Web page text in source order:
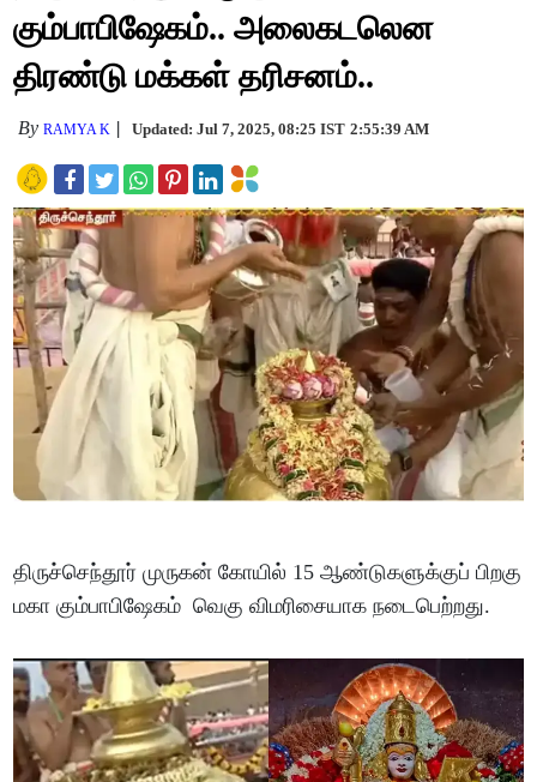
கும்பாபிஷேகம்.. அலைகடலென
திரண்டு மக்கள் தரிசனம்..
ByRAMYA K Updated: Jul 7, 2025, 08:25 IST 2:55:39 AM
திருச்செந்தூர் முருகன் கோயில் 15 ஆண்டுகளுக்குப் பிறகு
மகா கும்பாபிஷேகம் வெகு விமரிசையாக நடைபெற்றது.